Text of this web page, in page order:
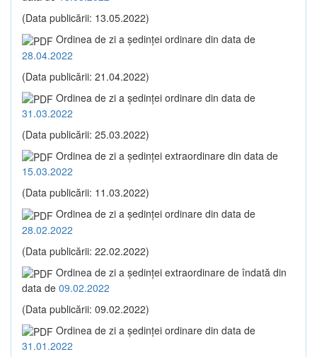
(Data publicării: 13.05.2022)
Ordinea de zi a şedinţei ordinare din data de
28.04.2022
(Data publicării: 21.04.2022)
Ordinea de zi a şedinţei ordinare din data de
31.03.2022
(Data publicării: 25.03.2022)
Ordinea de zi a şedinţei extraordinare din data de
15.03.2022
(Data publicării: 11.03.2022)
Ordinea de zi a şedinţei ordinare din data de
28.02.2022
(Data publicării: 22.02.2022)
Ordinea de zi a şedinţei extraordinare de îndată din
data de 09.02.2022
(Data publicării: 09.02.2022)
Ordinea de zi a şedinţei ordinare din data de
31.01.2022